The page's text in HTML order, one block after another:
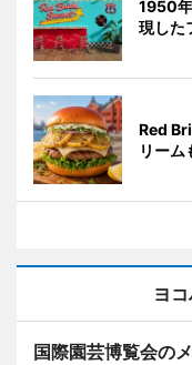
1950
現した
Red
リーム
ヨ
国際園芸博覧会の